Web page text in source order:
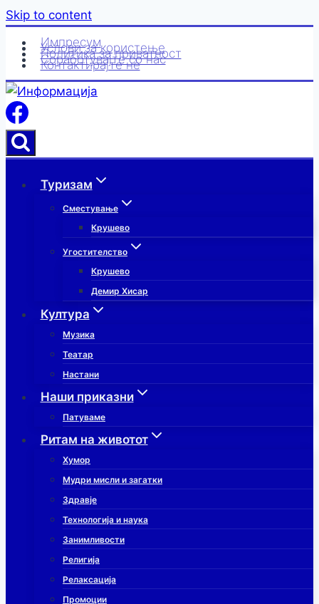
Skip to content
Импресум
Услови за користење
Политика за приватност
Соработувајте со нас
Контактирајте нè
Туризам
Сместување
Крушево
Угостителство
Крушево
Демир Хисар
Култура
Музика
Театар
Настани
Наши приказни
Патуваме
Ритам на животот
Хумор
Мудри мисли и загатки
Здравје
Технологија и наука
Занимливости
Религија
Релаксација
Промоции